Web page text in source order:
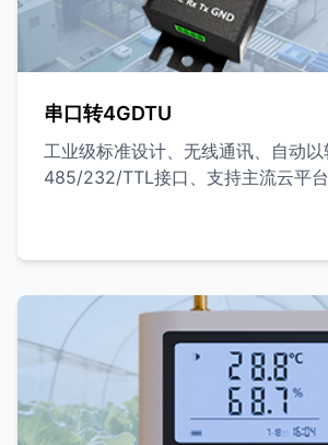
串口转4GDTU
工业级标准设计、无线通讯、自动
485/232/TTL接口、支持主流云平台